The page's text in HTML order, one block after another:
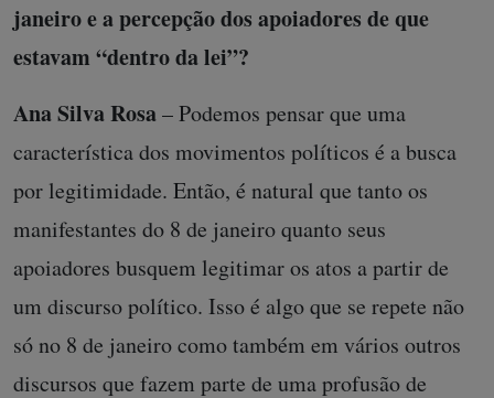
janeiro e a percepção dos apoiadores de que
estavam “dentro da lei”?
Ana Silva Rosa– Podemos pensar que uma
característica dos movimentos políticos é a busca
por legitimidade. Então, é natural que tanto os
manifestantes do 8 de janeiro quanto seus
apoiadores busquem legitimar os atos a partir de
um discurso político. Isso é algo que se repete não
só no 8 de janeiro como também em vários outros
discursos que fazem parte de uma profusão de